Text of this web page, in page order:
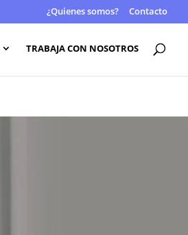
¿Quienes somos? Contacto
TRABAJA CON NOSOTROS